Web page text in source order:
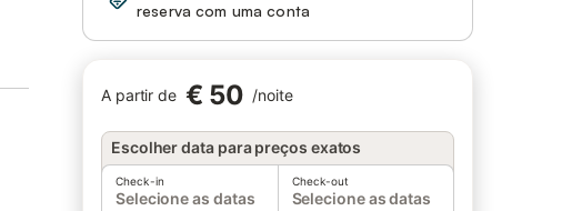
reserva com uma conta
A partir de € 50 /noite
Escolher data para preços exatos
Check-in
Selecione as datas
Check-out
Selecione as datas